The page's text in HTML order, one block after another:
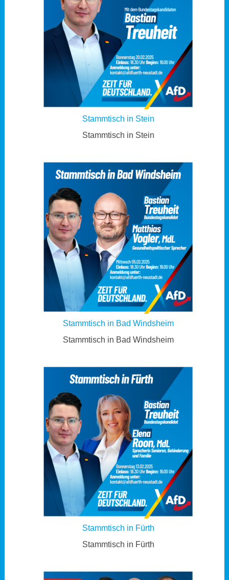
Stammtisch in Stein
Stammtisch in Stein
Stammtisch in Bad Windsheim
Stammtisch in Bad Windsheim
Stammtisch in Fürth
Stammtisch in Fürth